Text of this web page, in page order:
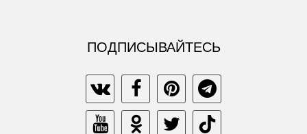
ПОДПИСЫВАЙТЕСЬ